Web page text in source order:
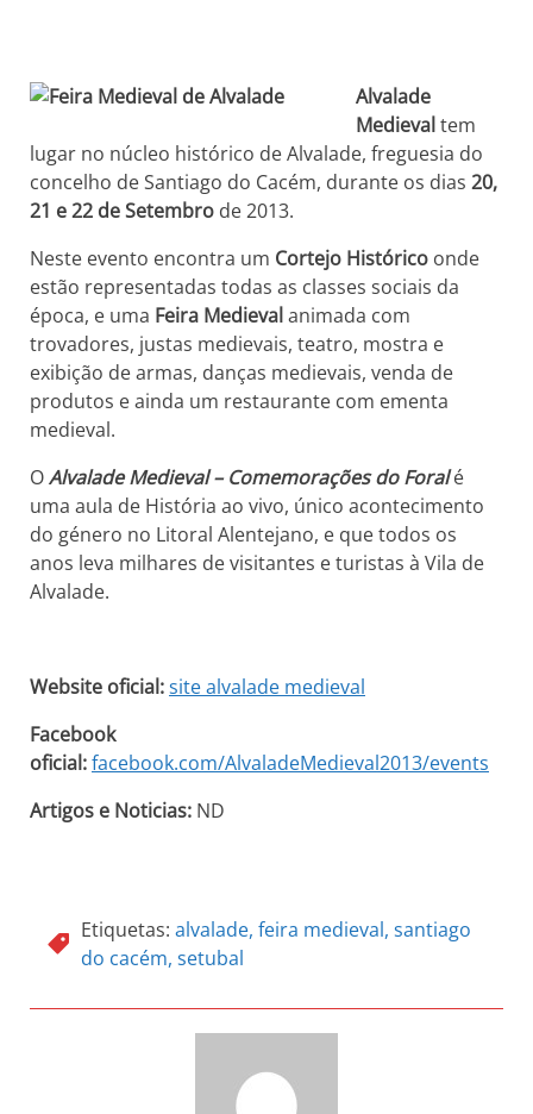
Alvalade
Medieval tem
lugar no núcleo histórico de Alvalade, freguesia do
concelho de Santiago do Cacém, durante os dias 20,
21 e 22 de Setembro de 2013.
Neste evento encontra um Cortejo Histórico onde
estão representadas todas as classes sociais da
época, e uma Feira Medieval animada com
trovadores, justas medievais, teatro, mostra e
exibição de armas, danças medievais, venda de
produtos e ainda um restaurante com ementa
medieval.
OAlvalade Medieval – Comemorações do Foralé
uma aula de História ao vivo, único acontecimento
do género no Litoral Alentejano, e que todos os
anos leva milhares de visitantes e turistas à Vila de
Alvalade.
Website oficial:site alvalade medieval
Facebook
oficial:facebook.com/AlvaladeMedieval2013/events
Artigos e Noticias: ND
Etiquetas: alvalade, feira medieval, santiago
do cacém, setubal